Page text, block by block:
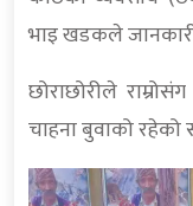
भाइ खडकले
छोराछोरीले
चाहना बुवाको